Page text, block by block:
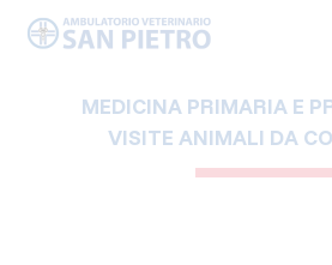
MEDICINA PRIMARIA E
VISITE ANIMALI DA